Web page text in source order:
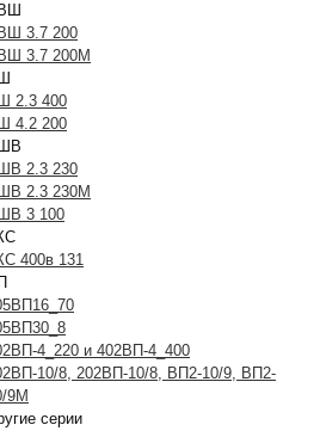
3.7 200
3.7 200М
2.3 400
4.2 200
2.3 230
2.3 230М
3 100
400в 131
4_220 и 402ВП-4_400
10/8, 202ВП-10/8, ВП2-10/9, ВП2-
9М
серии